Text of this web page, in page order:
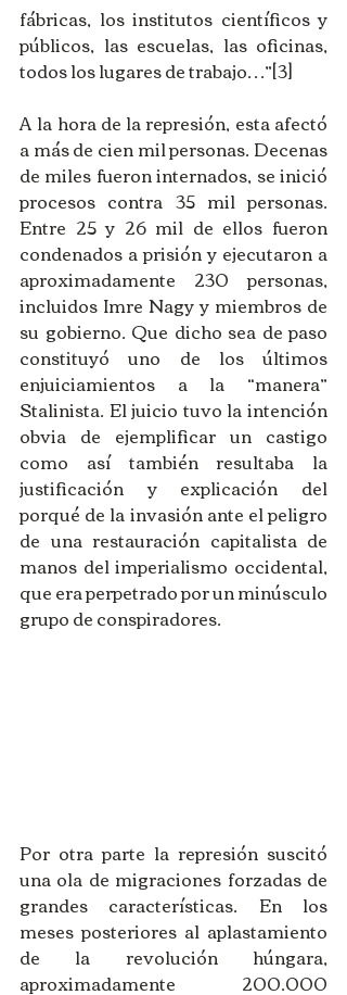
fábricas, los institutos científicos y
públicos, las escuelas, las oficinas,
todos los lugares de trabajo…”[3]
A la hora de la represión, esta afectó
a más de cien mil personas. Decenas
de miles fueron internados, se inició
procesos contra 35 mil personas.
Entre 25 y 26 mil de ellos fueron
condenados a prisión y ejecutaron a
aproximadamente 230 personas,
incluidos Imre Nagy y miembros de
su gobierno. Que dicho sea de paso
constituyó uno de los últimos
enjuiciamientos a la “manera”
Stalinista. El juicio tuvo la intención
obvia de ejemplificar un castigo
como así también resultaba la
justificación y explicación del
porqué de la invasión ante el peligro
de una restauración capitalista de
manos del imperialismo occidental,
que era perpetrado por un minúsculo
grupo de conspiradores.
Por otra parte la represión suscitó
una ola de migraciones forzadas de
grandes características. En los
meses posteriores al aplastamiento
de la revolución húngara,
aproximadamente 200.000